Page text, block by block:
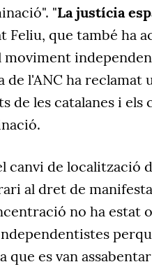
"La justícia
Feliu, que també ha
de l'ANC ha reclamat
de les catalanes i els
canvi de localització
al dret de
no ha estat
que es van